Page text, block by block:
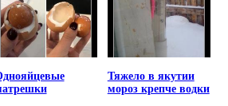
Тяжело в якутии
мороз крепче водки